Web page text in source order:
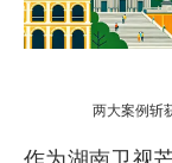
两大案例斩